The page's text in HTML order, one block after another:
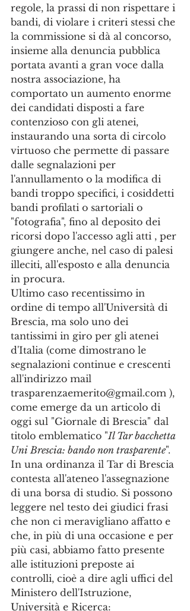
regole, la prassi di non rispettare i
bandi, di violare i criteri stessi che
la commissione si dà al concorso,
insieme alla denuncia pubblica
portata avanti a gran voce dalla
nostra associazione, ha
comportato un aumento enorme
dei candidati disposti a fare
contenzioso con gli atenei,
instaurando una sorta di circolo
virtuoso che permette di passare
dalle segnalazioni per
l'annullamento o la modifica di
bandi troppo specifici, i cosiddetti
bandi profilati o sartoriali o
"fotografia", fino al deposito dei
ricorsi dopo l'accesso agli atti , per
giungere anche, nel caso di palesi
illeciti, all'esposto e alla denuncia
in procura.
Ultimo caso recentissimo in
ordine di tempo all'Università di
Brescia, ma solo uno dei
tantissimi in giro per gli atenei
d'Italia (come dimostrano le
segnalazioni continue e crescenti
all'indirizzo mail
trasparenzaemerito@gmail.com ),
come emerge da un articolo di
oggi sul "Giornale di Brescia" dal
titolo emblematico "Il Tar bacchetta
Uni Brescia: bando non trasparente".
In una ordinanza il Tar di Brescia
contesta all'ateneo l'assegnazione
di una borsa di studio. Si possono
leggere nel testo dei giudici frasi
che non ci meravigliano affatto e
che, in più di una occasione e per
più casi, abbiamo fatto presente
alle istituzioni preposte ai
controlli, cioè a dire agli uffici del
Ministero dell'Istruzione,
Università e Ricerca: